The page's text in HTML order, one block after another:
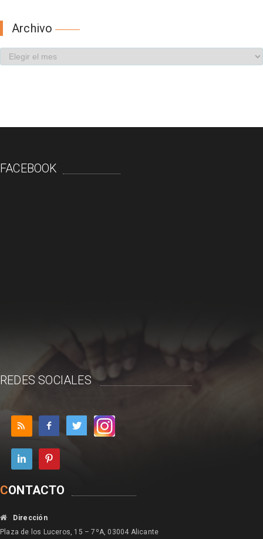
Archivo
FACEBOOK
REDES SOCIALES
CONTACTO
Dirección
Plaza de los Luceros, 15 – 7ºA, 03004 Alicante